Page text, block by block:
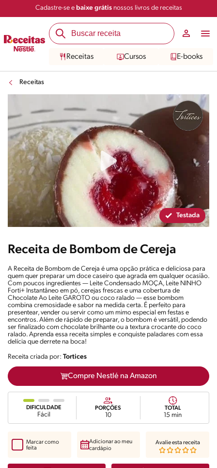
Cadastre-se e baixe grátisnossos livros de receitas
Receitas Cursos E-books
Receitas
Salvar Compartilhar
Testada
Receita de Bombom de Cereja
A Receita de Bombom de Cereja é uma opção prática e deliciosa para
quem quer preparar um doce caseiro que agrada em qualquer ocasião.
Com poucos ingredientes — Leite Condensado MOÇA, Leite NINHO
Forti+ Instantâneo em pó, cerejas frescas e uma cobertura de
Chocolate Ao Leite GAROTO ou coco ralado — esse bombom
combina cremosidade e sabor na medida certa. É perfeito para
presentear, vender ou servir como um mimo especial em festas e
encontros. Além de rápido de preparar, o bombom é versátil, podendo
ser finalizado com chocolate brilhante ou a textura crocante do coco
ralado. Aprenda essa receita simples e conquiste paladares com essa
delícia que derrete na boca!
Receita criada por: Tortices
Compre Nestlé na Amazon
DIFICULDADE
Fácil
PORÇÕES
10
TOTAL
15 min
Marcar como
feita
Adicionar ao meu
cardápio
Avalie esta receita